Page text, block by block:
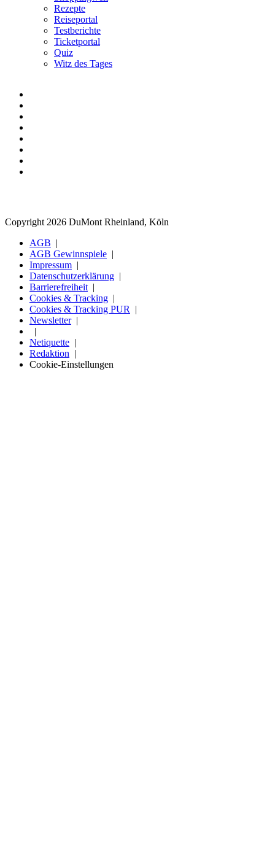
Rezepte
Reiseportal
Testberichte
Ticketportal
Quiz
Witz des Tages
Copyright 2026 DuMont Rheinland, Köln
AGB
AGB Gewinnspiele
Impressum
Datenschutzerklärung
Barrierefreiheit
Cookies & Tracking
Cookies & Tracking PUR
Newsletter
Netiquette
Redaktion
Cookie-Einstellungen